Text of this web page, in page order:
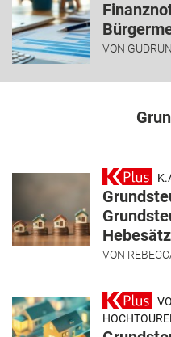
VON
VON